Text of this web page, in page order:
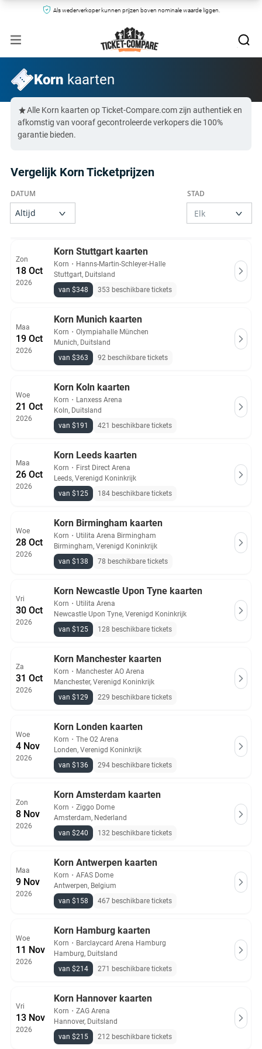
Als wederverkoper kunnen prijzen boven nominale waarde liggen.
Korn kaarten
Alle Korn kaarten op Ticket-Compare.com zijn authentiek en
afkomstig van vooraf gecontroleerde verkopers die 100%
garantie bieden.
Vergelijk Korn Ticketprijzen
Zon
18 Oct
2026
Korn Stuttgart kaarten
Korn ・ Hanns-Martin-Schleyer-Halle
Stuttgart, Duitsland
van $348
353 beschikbare tickets
Maa
19 Oct
2026
Korn Munich kaarten
Korn ・ Olympiahalle München
Munich, Duitsland
van $363
92 beschikbare tickets
Woe
21 Oct
2026
Korn Koln kaarten
Korn ・ Lanxess Arena
Koln, Duitsland
van $191
421 beschikbare tickets
Maa
26 Oct
2026
Korn Leeds kaarten
Korn ・ First Direct Arena
Leeds, Verenigd Koninkrijk
van $125
184 beschikbare tickets
Woe
28 Oct
2026
Korn Birmingham kaarten
Korn ・ Utilita Arena Birmingham
Birmingham, Verenigd Koninkrijk
van $138
78 beschikbare tickets
Vri
30 Oct
2026
Korn Newcastle Upon Tyne kaarten
Korn ・ Utilita Arena
Newcastle Upon Tyne, Verenigd Koninkrijk
van $125
128 beschikbare tickets
Za
31 Oct
2026
Korn Manchester kaarten
Korn ・ Manchester AO Arena
Manchester, Verenigd Koninkrijk
van $129
229 beschikbare tickets
Woe
4 Nov
2026
Korn Londen kaarten
Korn ・ The O2 Arena
Londen, Verenigd Koninkrijk
van $136
294 beschikbare tickets
Zon
8 Nov
2026
Korn Amsterdam kaarten
Korn ・ Ziggo Dome
Amsterdam, Nederland
van $240
132 beschikbare tickets
Maa
9 Nov
2026
Korn Antwerpen kaarten
Korn ・ AFAS Dome
Antwerpen, Belgium
van $158
467 beschikbare tickets
Woe
11 Nov
2026
Korn Hamburg kaarten
Korn ・ Barclaycard Arena Hamburg
Hamburg, Duitsland
van $214
271 beschikbare tickets
Vri
13 Nov
2026
Korn Hannover kaarten
Korn ・ ZAG Arena
Hannover, Duitsland
van $215
212 beschikbare tickets